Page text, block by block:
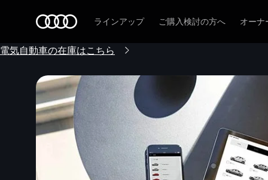
ラインアップ ご購入検討の方へ オーナ
電気自動車の在庫はこちら